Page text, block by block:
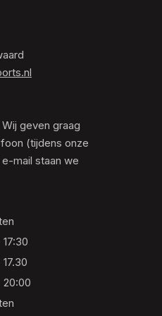
geven graag
(tijdens onze
mail staan we
17:30
17.30
20:00